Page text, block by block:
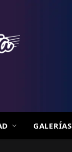
GALERÍAS